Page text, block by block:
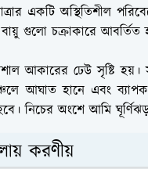
একটি অস্থিতিশীল
গুলো চক্রাকারে আবর্তিত
আকারের ঢেউ সৃষ্টি
আঘাত হানে এবং
নিচের অংশে আমি
করণীয়